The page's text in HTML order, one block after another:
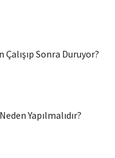
Çalışıp Sonra Duruyor?
Yapılmalıdır?